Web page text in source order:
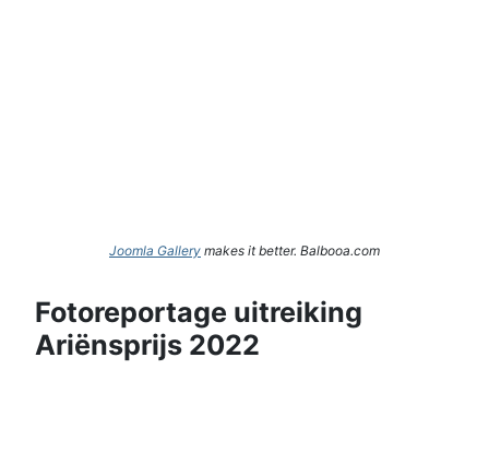
Joomla Gallery makes it better. Balbooa.com
Fotoreportage uitreiking
Ariënsprijs 2022